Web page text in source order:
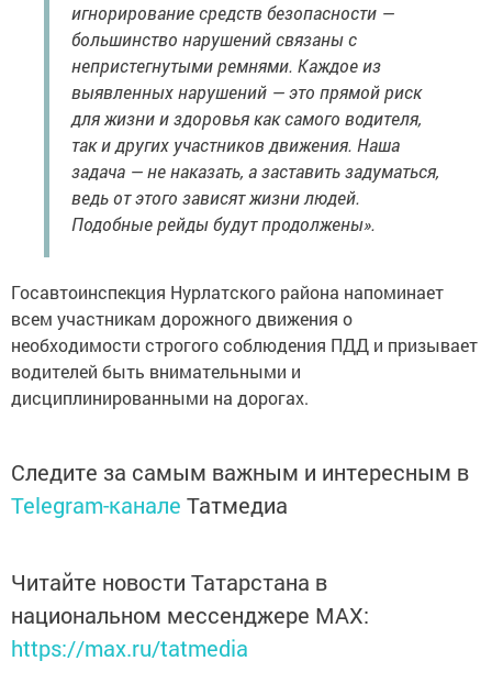
игнорирование средств безопасности —
большинство нарушений связаны с
непристегнутыми ремнями. Каждое из
выявленных нарушений — это прямой риск
для жизни и здоровья как самого водителя,
так и других участников движения. Наша
задача — не наказать, а заставить задуматься,
ведь от этого зависят жизни людей.
Подобные рейды будут продолжены».
Госавтоинспекция Нурлатского района напоминает
всем участникам дорожного движения о
необходимости строгого соблюдения ПДД и призывает
водителей быть внимательными и
дисциплинированными на дорогах.
Следите за самым важным и интересным в
Telegram-канале Татмедиа
Читайте новости Татарстана в
национальном мессенджере MАХ:
https://max.ru/tatmedia